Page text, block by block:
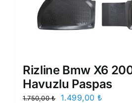
Rizline Bmw X6
Havuzlu Paspas
1.750,00₺
Orijinal
1.499,00 ₺